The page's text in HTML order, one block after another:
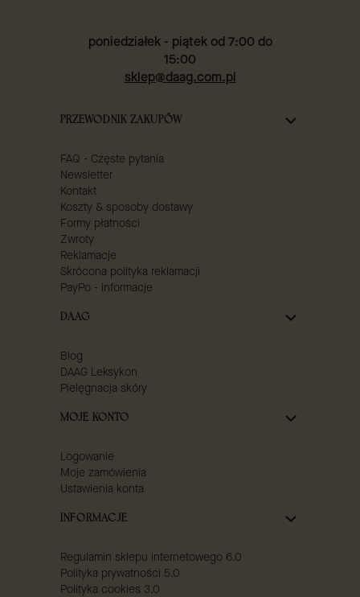
poniedziałek - piątek od 7:00 do
15:00
sklep@daag.com.pl
Linki w stopce
PRZEWODNIK ZAKUPÓW
FAQ - Częste pytania
Newsletter
Kontakt
Koszty & sposoby dostawy
Formy płatności
Zwroty
Reklamacje
Skrócona polityka reklamacji
PayPo - informacje
DAAG
Blog
DAAG Leksykon
Pielęgnacja skóry
MOJE KONTO
Logowanie
Moje zamówienia
Ustawienia konta
INFORMACJE
Regulamin sklepu internetowego 6.0
Polityka prywatności 5.0
Polityka cookies 3.0